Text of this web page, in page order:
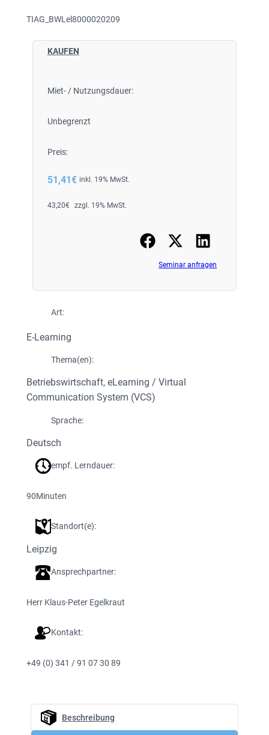
TIAG_BWLel8000020209
KAUFEN
Miet- / Nutzungsdauer:
Unbegrenzt
Preis:
51,41€ inkl. 19% MwSt.
43,20€ zzgl. 19% MwSt.
Seminar anfragen
Art:
E-Learning
Thema(en):
Betriebswirtschaft, eLearning / Virtual
Communication System (VCS)
Sprache:
Deutsch
empf. Lerndauer:
90Minuten
Standort(e):
Leipzig
Ansprechpartner:
Herr Klaus-Peter Egelkraut
Kontakt:
+49 (0) 341 / 91 07 30 89
Beschreibung